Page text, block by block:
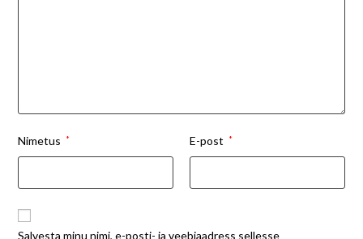
Nimetus * E-post *
Salvesta minu nimi, e-posti- ja veebiaadress sellesse